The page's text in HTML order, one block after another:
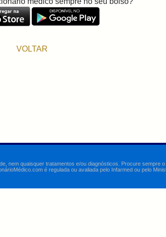
VOLTAR
nem quaisquer tratamentos e/ou diagnósticos. Procure sempre
é regulada ou avaliada pelo Infarmed ou pelo